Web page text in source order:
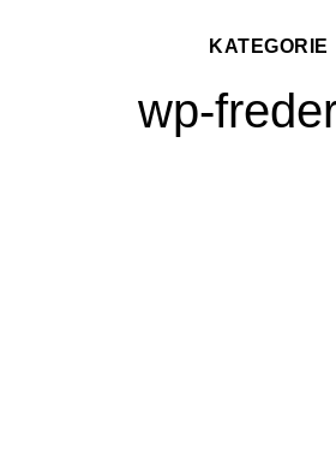
KATEGORIE
wp-